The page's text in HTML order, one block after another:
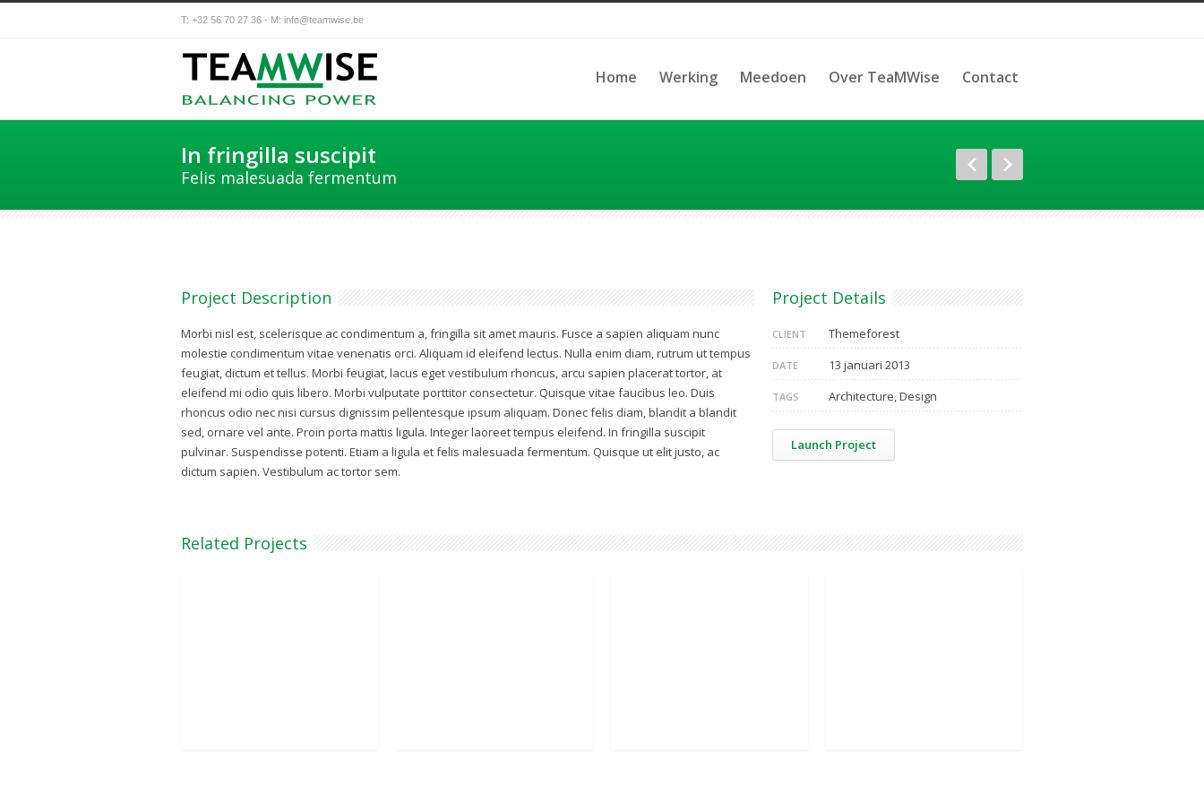
T: +32 56 70 27 36 - M: info@teamwise.be
Home Werking Meedoen Over TeaMWise Contact
In fringilla suscipit
Felis malesuada fermentum
Project Description
Morbi nisl est, scelerisque ac condimentum a, fringilla sit amet mauris. Fusce a sapien aliquam nunc
molestie condimentum vitae venenatis orci. Aliquam id eleifend lectus. Nulla enim diam, rutrum ut tempus
feugiat, dictum et tellus. Morbi feugiat, lacus eget vestibulum rhoncus, arcu sapien placerat tortor, at
eleifend mi odio quis libero. Morbi vulputate porttitor consectetur. Quisque vitae faucibus leo. Duis
rhoncus odio nec nisi cursus dignissim pellentesque ipsum aliquam. Donec felis diam, blandit a blandit
sed, ornare vel ante. Proin porta mattis ligula. Integer laoreet tempus eleifend. In fringilla suscipit
pulvinar. Suspendisse potenti. Etiam a ligula et felis malesuada fermentum. Quisque ut elit justo, ac
dictum sapien. Vestibulum ac tortor sem.
Project Details
CLIENT Themeforest
DATE 13 januari 2013
TAGS Architecture, Design
Launch Project
Related Projects